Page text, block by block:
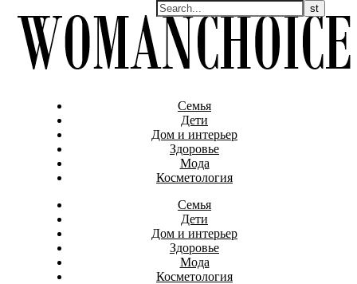
Семья
Дети
Дом и интерьер
Здоровье
Мода
Косметология
Семья
Дети
Дом и интерьер
Здоровье
Мода
Косметология